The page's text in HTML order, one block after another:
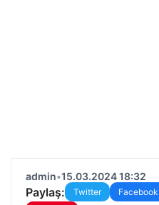
admin•15.03.2024 18:32
Paylaş: Twitter Facebook